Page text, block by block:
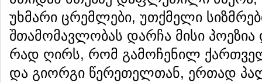
უხმარი ცრემლები, უთქმელი
შთამომავლობას დარჩა მისი
რად ღირს, რომ გამოჩენილ ქართველ
და გიორგი წერეთელთან, ერთად